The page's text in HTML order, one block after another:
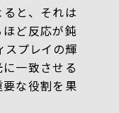
と、それは
ど反応が鈍
スプレイの輝
一致させる
な役割を果